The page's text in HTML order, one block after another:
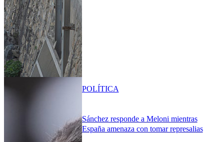
Sánchez responde a Meloni mientras
España amenaza con tomar represalias
POLÍTICA